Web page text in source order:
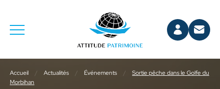
Accueil / Actualités / Événements /
Sortie pêche dans le Golfe du
Morbihan